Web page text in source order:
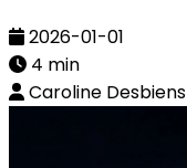
2026-01-01
4 min
Caroline Desbiens